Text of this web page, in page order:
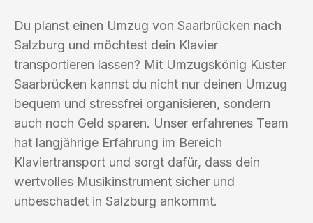
Du planst einen Umzug von Saarbrücken nach
Salzburg und möchtest dein Klavier
transportieren lassen? Mit Umzugskönig Kuster
Saarbrücken kannst du nicht nur deinen Umzug
bequem und stressfrei organisieren, sondern
auch noch Geld sparen. Unser erfahrenes Team
hat langjährige Erfahrung im Bereich
Klaviertransport und sorgt dafür, dass dein
wertvolles Musikinstrument sicher und
unbeschadet in Salzburg ankommt.